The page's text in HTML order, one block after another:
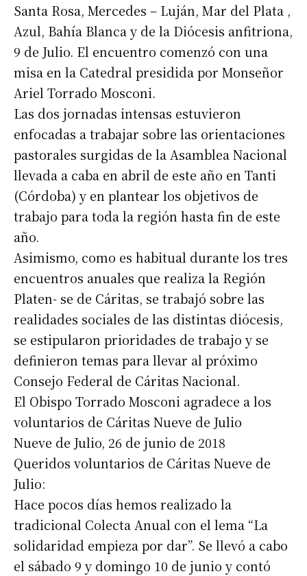
Santa Rosa, Mercedes – Luján, Mar del Plata ,
Azul, Bahía Blanca y de la Diócesis anfitriona,
9 de Julio. El encuentro comenzó con una
misa en la Catedral presidida por Monseñor
Ariel Torrado Mosconi.
Las dos jornadas intensas estuvieron
enfocadas a trabajar sobre las orientaciones
pastorales surgidas de la Asamblea Nacional
llevada a caba en abril de este año en Tanti
(Córdoba) y en plantear los objetivos de
trabajo para toda la región hasta fin de este
año.
Asimismo, como es habitual durante los tres
encuentros anuales que realiza la Región
Platen- se de Cáritas, se trabajó sobre las
realidades sociales de las distintas diócesis,
se estipularon prioridades de trabajo y se
definieron temas para llevar al próximo
Consejo Federal de Cáritas Nacional.
El Obispo Torrado Mosconi agradece a los
voluntarios de Cáritas Nueve de Julio
Nueve de Julio, 26 de junio de 2018
Queridos voluntarios de Cáritas Nueve de
Julio:
Hace pocos días hemos realizado la
tradicional Colecta Anual con el lema “La
solidaridad empieza por dar”. Se llevó a cabo
el sábado 9 y domingo 10 de junio y contó